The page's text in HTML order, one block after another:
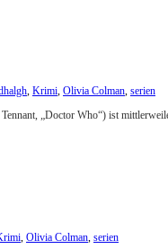
, Krimi, Olivia Colman, serien
„Doctor Who“) ist
, Olivia Colman, serien